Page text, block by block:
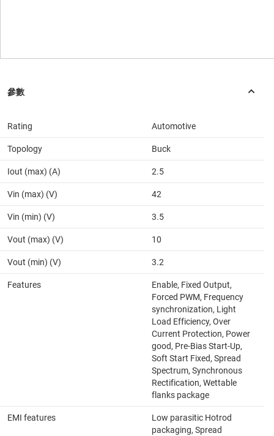
Rating Automotive
Topology Buck
Iout (max) (A) 2.5
Vin (max) (V) 42
Vin (min) (V) 3.5
Vout (max) (V) 10
Vout (min) (V) 3.2
Features
Enable, Fixed Output,
Forced PWM, Frequency
synchronization, Light
Load Efficiency, Over
Current Protection, Power
good, Pre-Bias Start-Up,
Soft Start Fixed, Spread
Spectrum, Synchronous
Rectification, Wettable
flanks package
EMI features
Low parasitic Hotrod
packaging, Spread